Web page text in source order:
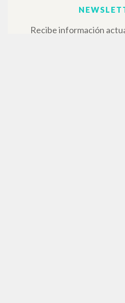
Recibe información